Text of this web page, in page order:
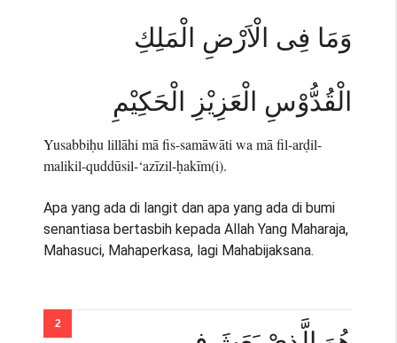
وَمَا فِى الْاَرْضِ الْمَلِكِ
الْقُدُّوْسِ الْعَزِيْزِ الْحَكِيْمِ
Yusabbiḥu lillāhi mā fis-samāwāti wa mā fil-arḍil-
malikil-quddūsil-‘azīzil-ḥakīm(i).
Apa yang ada di langit dan apa yang ada di bumi
senantiasa bertasbih kepada Allah Yang Maharaja,
Mahasuci, Mahaperkasa, lagi Mahabijaksana.